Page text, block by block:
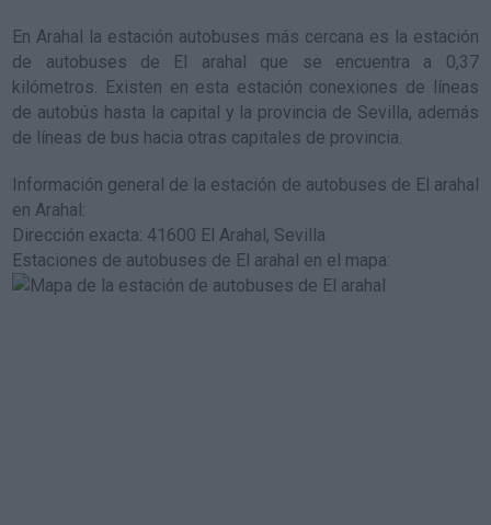
En Arahal la estación autobuses más cercana es la estación
de autobuses de El arahal que se encuentra a 0,37
kilómetros. Existen en esta estación conexiones de líneas
de autobús hasta la capital y la provincia de Sevilla, además
de líneas de bus hacia otras capitales de provincia.
Información general de la estación de autobuses de El arahal
en Arahal:
Dirección exacta: 41600 El Arahal, Sevilla
Estaciones de autobuses de El arahal en el mapa: